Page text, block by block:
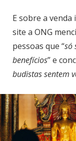
E sobre a
site a ONG
pessoas que “só
benefícios” e
budistas sentem